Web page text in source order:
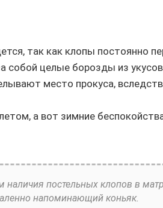
так как клопы постоянно
собой целые борозды из
место прокуса,
а вот зимние
постельных клопов в
напоминающий коньяк.